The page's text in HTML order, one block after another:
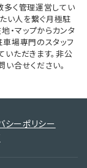
多く管理運営してい
い人を繋ぐ月極駐
・マップからカンタ
場専門のスタッフ
いただきます。非公
合せください。
シーポリシー